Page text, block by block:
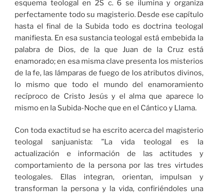
esquema teologal en 2S c. 6 se ilumina y organiza
perfectamente todo su magisterio. Desde ese capítulo
hasta el final de la Subida todo es doctrina teologal
manifiesta. En esa sustancia teologal está embebida la
palabra de Dios, de la que Juan de la Cruz está
enamorado; en esa misma clave presenta los misterios
de la fe, las lámparas de fuego de los atributos divinos,
lo mismo que todo el mundo del enamoramiento
recíproco de Cristo Jesús y el alma que aparece lo
mismo en la Subida-Noche que en el Cántico y Llama.
Con toda exactitud se ha escrito acerca del magisterio
teologal sanjuanista: ”La vida teologal es la
actualización e información de las actitudes y
comportamiento de la persona por las tres virtudes
teologales. Ellas integran, orientan, impulsan y
transforman la persona y la vida, confiriéndoles una